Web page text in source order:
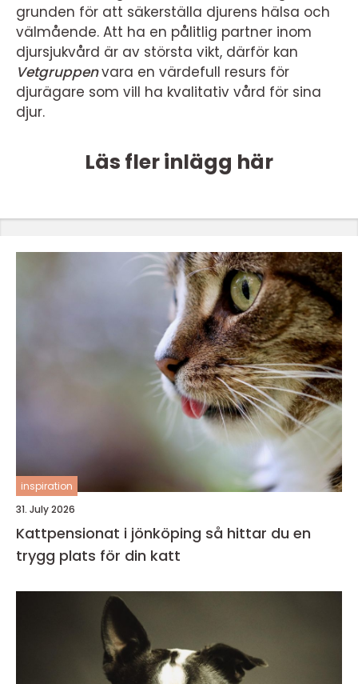
grunden för att säkerställa djurens hälsa och
välmående. Att ha en pålitlig partner inom
djursjukvård är av största vikt, därför kan
Vetgruppenvara en värdefull resurs för
djurägare som vill ha kvalitativ vård för sina
djur.
Läs fler inlägg här
inspiration
31. July 2026
Kattpensionat i jönköping så hittar du en
trygg plats för din katt